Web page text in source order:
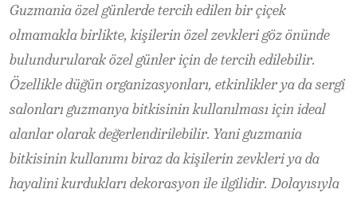
Guzmania özel günlerde tercih edilen bir çiçek
olmamakla birlikte, kişilerin özel zevkleri göz önünde
bulundurularak özel günler için de tercih edilebilir.
Özellikle düğün organizasyonları, etkinlikler ya da sergi
salonları guzmanya bitkisinin kullanılması için ideal
alanlar olarak değerlendirilebilir. Yani guzmania
bitkisinin kullanımı biraz da kişilerin zevkleri ya da
hayalini kurdukları dekorasyon ile ilgilidir. Dolayısıyla